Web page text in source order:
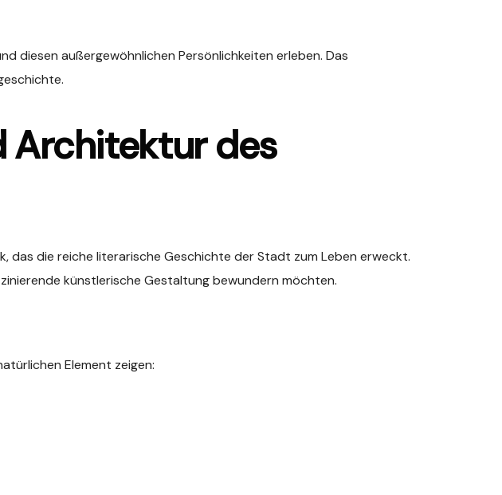
diesen außergewöhnlichen Persönlichkeiten erleben. Das
Architektur des
das die reiche literarische Geschichte der Stadt zum Leben erweckt.
künstlerische Gestaltung bewundern möchten.
Element zeigen: